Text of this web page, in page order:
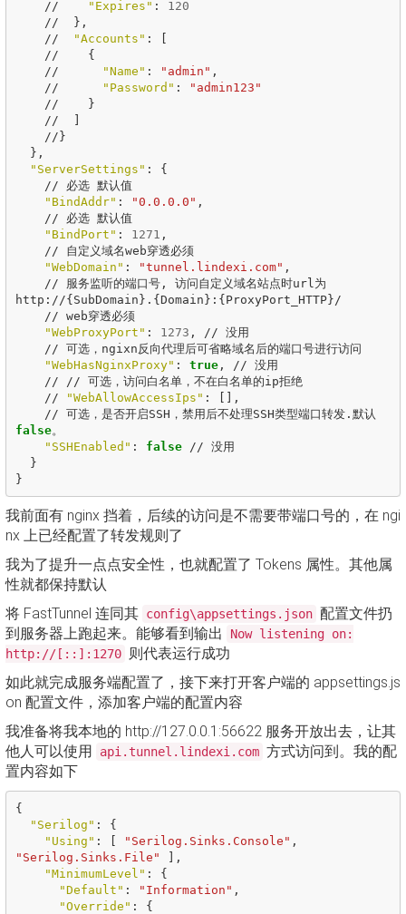
// "Expires" :
120
//
},
//
"Accounts" :
[
//
{
//
"Name" : "admin" ,
//
"Password" :
"admin123"
//
}
//
]
//}
},
"ServerSettings" :
{
//
必选 默认值
"BindAddr" : "0.0.0.0" ,
//
必选 默认值
"BindPort" : 1271 ,
//
自定义域名web穿透必须
"WebDomain" : "tunnel.lindexi.com" ,
//
服务监听的端口号,
访问自定义域名站点时url为
http://{SubDomain} . {Domain} : {ProxyPort_HTTP} /
// web穿透必须
"WebProxyPort" : 1273 , // 没用
// 可选，ngixn反向代理后可省略域名后的端口号进行访问
"WebHasNginxProxy" : true, // 没用
//
// 可选，访问白名单，不在白名单的ip拒绝
//
"WebAllowAccessIps" :
[],
// 可选，是否开启SSH，禁用后不处理SSH类型端口转发.默认
false。
"SSHEnabled" : false // 没用
}
}
我前面有 nginx 挡着，后续的访问是不需要带端口号的，在 ngi
nx 上已经配置了转发规则了
我为了提升一点点安全性，也就配置了 Tokens 属性。其他属
性就都保持默认
将 FastTunnel 连同其 config\appsettings.json 配置文件扔
到服务器上跑起来。能够看到输出
Now listening on:
http://[::]:1270
则代表运行成功
如此就完成服务端配置了，接下来打开客户端的 appsettings.js
on 配置文件，添加客户端的配置内容
我准备将我本地的 http://127.0.0.1:56622 服务开放出去，让其
他人可以使用
api.tunnel.lindexi.com 方式访问到。我的配
置内容如下
{
"Serilog" :
{
"Using" : [ "Serilog.Sinks.Console" ,
"Serilog.Sinks.File"
],
"MinimumLevel" :
{
"Default" : "Information" ,
"Override" :
{